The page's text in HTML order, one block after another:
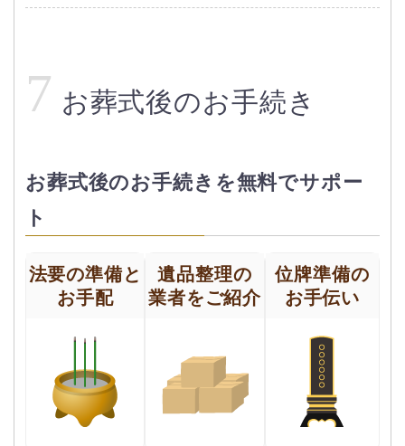
7 お葬式後のお手続き
お葬式後のお手続きを無料でサポー
ト
法要の準備と
お手配
遺品整理の
業者をご紹介
位牌準備の
お手伝い